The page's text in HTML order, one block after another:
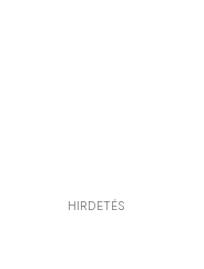
HIRDETÉS